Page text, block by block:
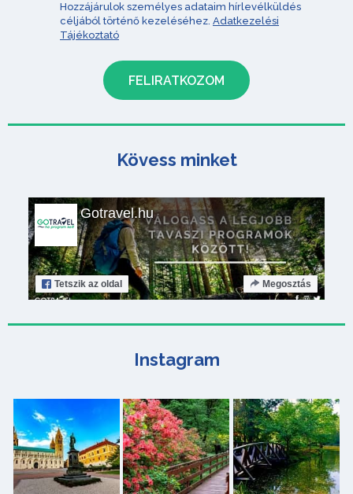
Hozzájárulok személyes adataim hírlevélküldés
céljából történő kezeléséhez. Adatkezelési
Tájékoztató
Kövess minket
Gotravel.hu
Tetszik az oldal Megosztás
Instagram